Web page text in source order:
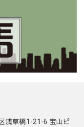
浅草橋1-21-6 宝山ビ